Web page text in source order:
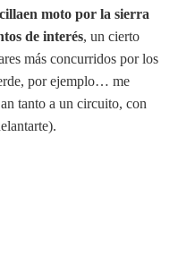
moto por la sierra
de interés, un cierto
más concurridos por los
por ejemplo… me
tanto a un circuito, con